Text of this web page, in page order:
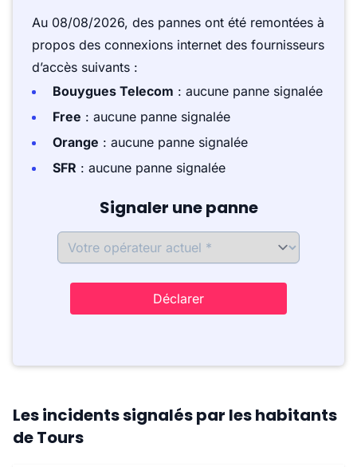
Au 08/08/2026, des pannes ont été remontées à
propos des connexions internet des fournisseurs
d’accès suivants :
Bouygues Telecom : aucune panne signalée
Free : aucune panne signalée
Orange : aucune panne signalée
SFR : aucune panne signalée
Signaler une panne
Déclarer
Les incidents signalés par les habitants
de Tours